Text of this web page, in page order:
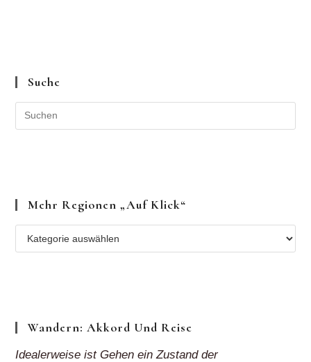
Suche
Mehr Regionen „auf Klick“
Regionen
Wandern: Akkord Und Reise
Idealerweise ist Gehen ein Zustand der